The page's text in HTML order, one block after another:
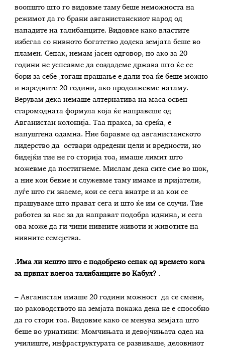
воопшто што го видовме таму беше неможноста на
режимот да го брани авганистанскиот народ од
нападите на талибанците. Видовме како властите
избегаа со нивното богатство додека земјата беше во
пламен. Сепак, немам јасен одговор, но ако за 20
години не успеавме да создадеме држава што ќе се
бори за себе ,тогаш прашање е дали тоа ќе беше можно
и наредните 20 години, ако продолжевме натаму.
Верувам дека немаше алтернатива на маса освен
старомодната формула која ќе направеше од
Авганистан колонија. Таа пракса, за среќа, е
напуштена одамна. Ние баравме од авганистанското
лидерство да оствари одредени цели и вредности, но
бидејќи тие не го сторија тоа, имаше лимит што
можевме да постигнеме. Мислам дека сите сме во шок,
а ние кои бевме и служевме таму имаме и пријатели,
луѓе што ги знаеме, кои се сега внатре и за кои се
прашуваме што прават сега и што ќе им се случи. Тие
работеа за нас за да направат подобра иднина, и сега
ова може да ги чини нивните животи и животите на
нивните семејства.
.Има ли нешто што е подобрено сепак од времето кога
за првпат влегоа талибанците во Кабул? .
– Авганистан имаше 20 години можност да се смени,
но раководството на земјата покажа дека не е способно
да го стори тоа. Видовме како се менува земјата што
беше во урнатини: Момчињата и девојчињата одеа на
училиште, инфраструктурата се развиваше, деловниот